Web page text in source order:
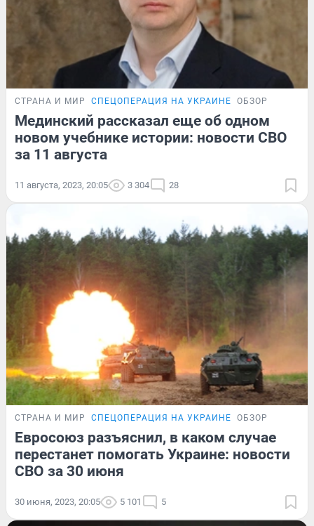
СТРАНА И МИР СПЕЦОПЕРАЦИЯ НА УКРАИНЕ ОБЗОР
Мединский рассказал еще об одном
новом учебнике истории: новости СВО
за 11 августа
11 августа, 2023, 20:05 3 304 28
СТРАНА И МИР СПЕЦОПЕРАЦИЯ НА УКРАИНЕ ОБЗОР
Евросоюз разъяснил, в каком случае
перестанет помогать Украине: новости
СВО за 30 июня
30 июня, 2023, 20:05 5 101 5